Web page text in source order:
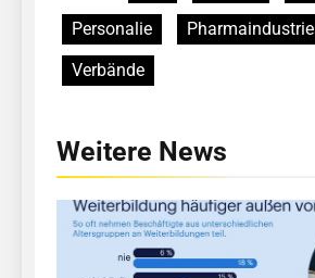
Personalie
Pharmaindustrie
Verbände
Weitere News